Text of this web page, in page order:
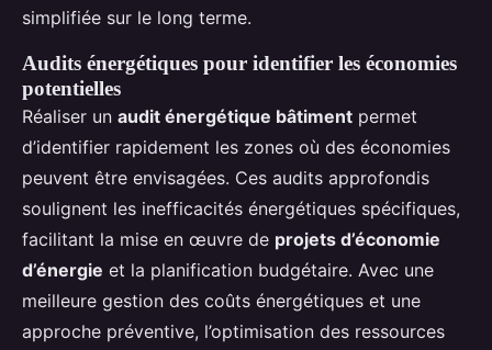
simplifiée sur le long terme.
Audits énergétiques pour identifier les économies
potentielles
Réaliser un audit énergétique bâtiment permet
d’identifier rapidement les zones où des économies
peuvent être envisagées. Ces audits approfondis
soulignent les inefficacités énergétiques spécifiques,
facilitant la mise en œuvre de projets d’économie
d’énergie et la planification budgétaire. Avec une
meilleure gestion des coûts énergétiques et une
approche préventive, l’optimisation des ressources